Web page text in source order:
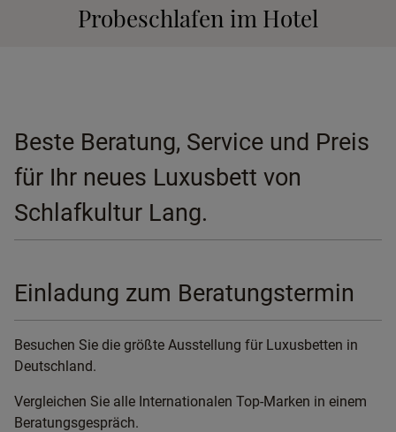
Probeschlafen im Hotel
Beste Beratung, Service und Preis
für Ihr neues Luxusbett von
Schlafkultur Lang.
Einladung zum Beratungstermin
Besuchen Sie die größte Ausstellung für Luxusbetten in
Deutschland.
Vergleichen Sie alle Internationalen Top-Marken in einem
Beratungsgespräch.